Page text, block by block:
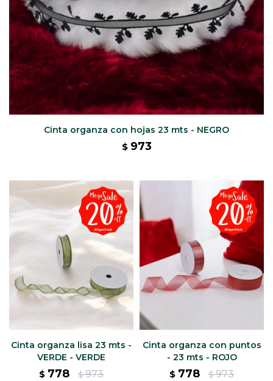
Cinta organza con hojas 23 mts - NEGRO
$ 973
Cinta organza lisa 23 mts -
VERDE - VERDE
$ 778 $ 973
Cinta organza con puntos
- 23 mts - ROJO
$ 778 $ 973